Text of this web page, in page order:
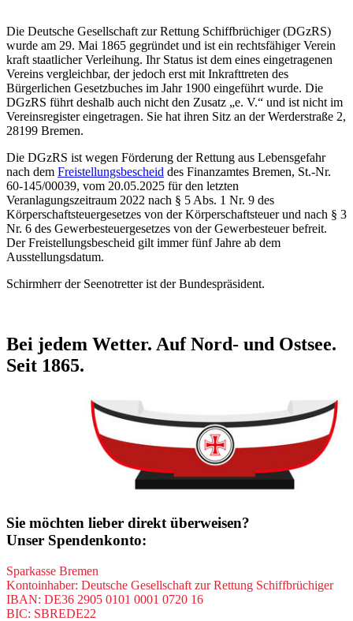
Die Deutsche Gesellschaft zur Rettung Schiffbrüchiger (DGzRS)
wurde am 29. Mai 1865 gegründet und ist ein rechtsfähiger Verein
kraft staatlicher Verleihung. Ihr Status ist dem eines eingetragenen
Vereins vergleichbar, der jedoch erst mit Inkrafttreten des
Bürgerlichen Gesetzbuches im Jahr 1900 eingeführt wurde. Die
DGzRS führt deshalb auch nicht den Zusatz „e. V.“ und ist nicht im
Vereinsregister eingetragen. Sie hat ihren Sitz an der Werderstraße 2,
28199 Bremen.
Die DGzRS ist wegen Förderung der Rettung aus Lebensgefahr
nach dem Freistellungsbescheid des Finanzamtes Bremen, St.-Nr.
60-145/00039, vom 20.05.2025 für den letzten
Veranlagungszeitraum 2022 nach § 5 Abs. 1 Nr. 9 des
Körperschaftsteuergesetzes von der Körperschaftsteuer und nach § 3
Nr. 6 des Gewerbesteuergesetzes von der Gewerbesteuer befreit.
Der Freistellungsbescheid gilt immer fünf Jahre ab dem
Ausstellungsdatum.
Schirmherr der Seenotretter ist der Bundespräsident.
Bei jedem Wetter. Auf Nord- und Ostsee.
Seit 1865.
Sie möchten lieber direkt überweisen?
Unser Spendenkonto:
Sparkasse Bremen
Kontoinhaber: Deutsche Gesellschaft zur Rettung Schiffbrüchiger
IBAN: DE36 2905 0101 0001 0720 16
BIC: SBREDE22